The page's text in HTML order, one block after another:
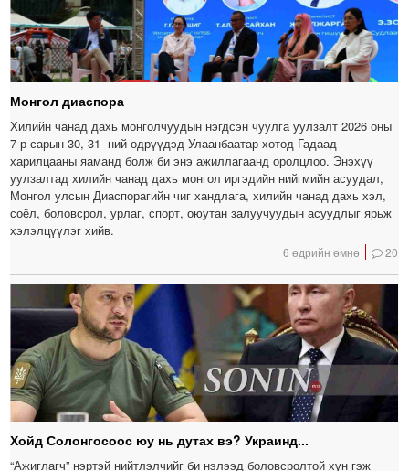
Монгол диаспора
Хилийн чанад дахь монголчуудын нэгдсэн чуулга уулзалт 2026 оны
7-р сарын 30, 31- ний өдрүүдэд Улаанбаатар хотод Гадаад
харилцааны яаманд болж би энэ ажиллагаанд оролцлоо. Энэхүү
уулзалтад хилийн чанад дахь монгол иргэдийн нийгмийн асуудал,
Монгол улсын Диаспорагийн чиг хандлага, хилийн чанад дахь хэл,
соёл, боловсрол, урлаг, спорт, оюутан залуучуудын асуудлыг ярьж
хэлэлцүүлэг хийв.
6 өдрийн өмнө 20
Хойд Солонгосоос юу нь дутах вэ? Украинд...
“Ажиглагч” нэртэй нийтлэлчийг би нэлээд боловсролтой хүн гэж